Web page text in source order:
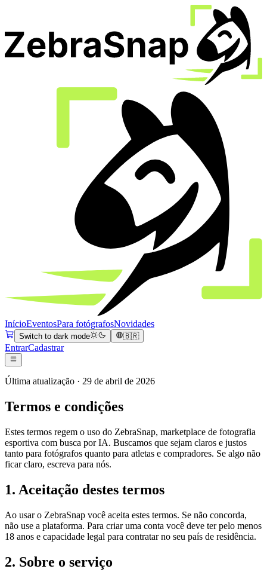
InícioEventosPara fotógrafosNovidades
Switch to dark mode 🇧🇷
EntrarCadastrar
Última atualização · 29 de abril de 2026
Termos e condições
Estes termos regem o uso do ZebraSnap, marketplace de fotografia
esportiva com busca por IA. Buscamos que sejam claros e justos
tanto para fotógrafos quanto para atletas e compradores. Se algo não
ficar claro, escreva para nós.
1. Aceitação destes termos
Ao usar o ZebraSnap você aceita estes termos. Se não concorda,
não use a plataforma. Para criar uma conta você deve ter pelo menos
18 anos e capacidade legal para contratar no seu país de residência.
2. Sobre o serviço